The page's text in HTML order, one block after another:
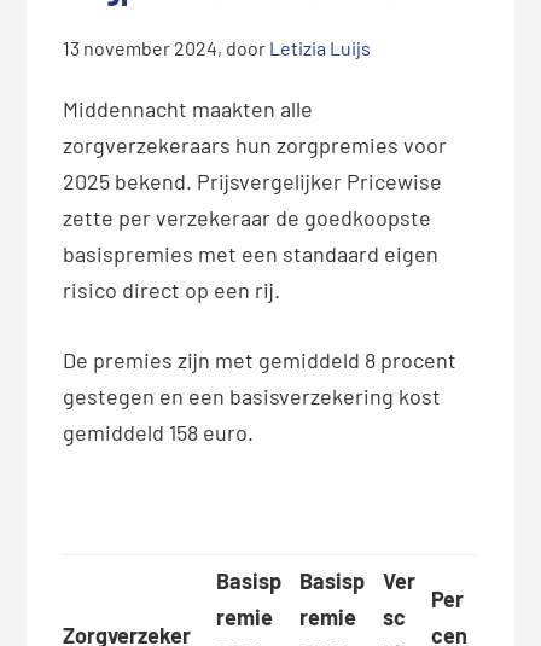
13 november 2024, door Letizia Luijs
Middennacht maakten alle
zorgverzekeraars hun zorgpremies voor
2025 bekend. Prijsvergelijker Pricewise
zette per verzekeraar de goedkoopste
basispremies met een standaard eigen
risico direct op een rij.
De premies zijn met gemiddeld 8 procent
gestegen en een basisverzekering kost
gemiddeld 158 euro.
Zorgverzeker
Basisp
remie
Basisp
remie
Ver
sc
Per
cen